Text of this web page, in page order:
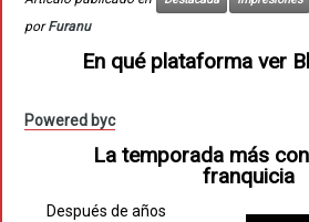
porFuranu
En qué plataforma ver
Powered byc
La temporada más
franquicia
Después de años